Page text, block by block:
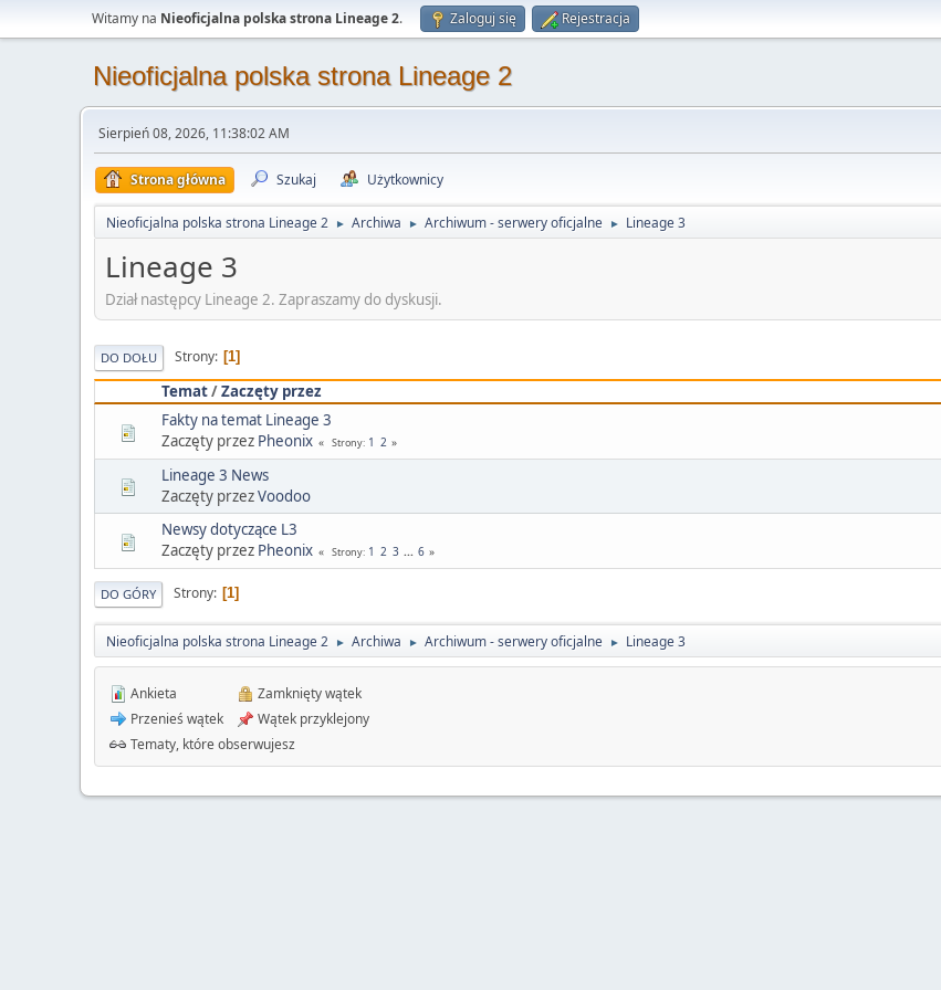
Witamy na Nieoficjalna polska strona Lineage 2. Zaloguj się Rejestracja
Nieoficjalna polska strona Lineage 2
Sierpień 08, 2026, 11:38:02 AM
Strona główna Szukaj Użytkownicy
Nieoficjalna polska strona Lineage 2 ► Archiwa ► Archiwum - serwery oficjalne ► Lineage 3
Lineage 3
Dział następcy Lineage 2. Zapraszamy do dyskusji.
DO DOŁU Strony 1
Temat/Zaczęty przez
Fakty na temat Lineage 3
Zaczęty przez Pheonix Strony 1 2
Lineage 3 News
Zaczęty przezVoodoo
Newsy dotyczące L3
Zaczęty przez Pheonix Strony 1 2 3 ... 6
DO GÓRY Strony 1
Nieoficjalna polska strona Lineage 2 ► Archiwa ► Archiwum - serwery oficjalne ► Lineage 3
Ankieta
Przenieś wątek
Zamknięty wątek
Wątek przyklejony
Tematy, które obserwujesz